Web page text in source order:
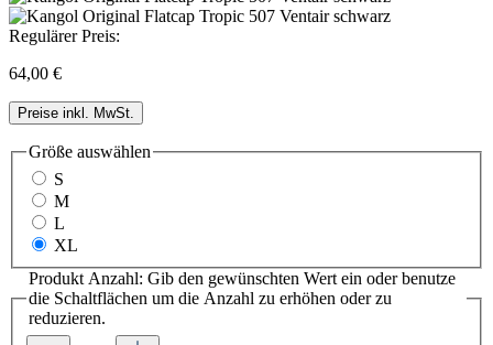
Regulärer Preis:
64,00 €
Preise inkl. MwSt.
Größe auswählen
S
M
L
XL
Produkt Anzahl: Gib den gewünschten Wert ein oder benutze
die Schaltflächen um die Anzahl zu erhöhen oder zu
reduzieren.